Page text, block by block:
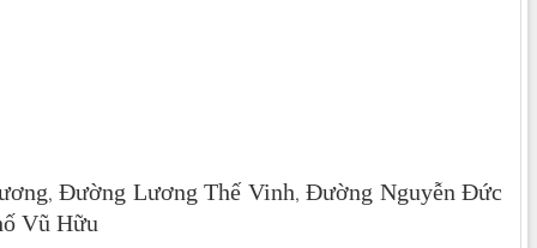
, Đường Lương Thế Vinh, Đường Nguyễn Đức
Vũ Hữu